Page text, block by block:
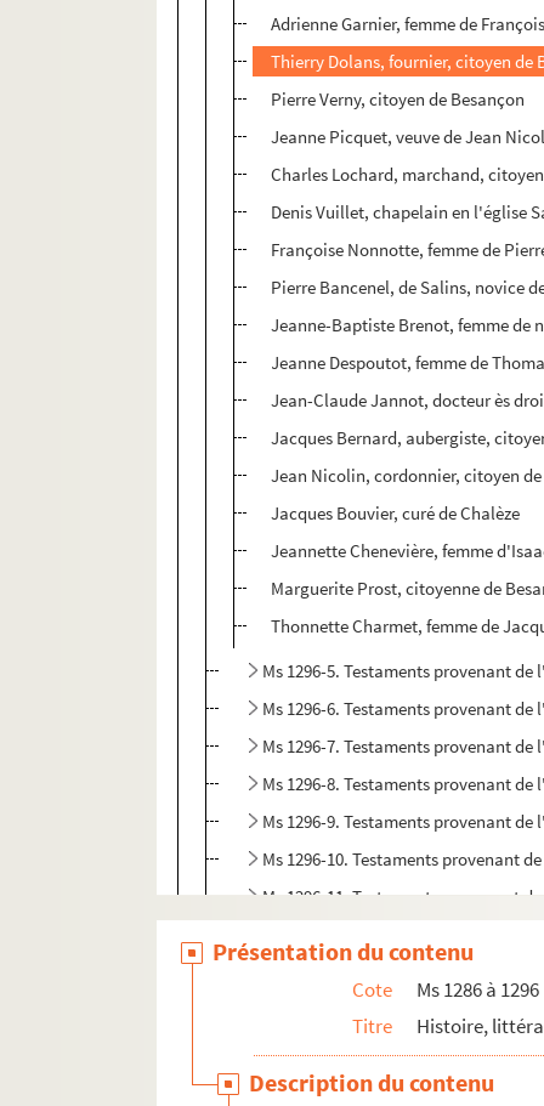
Adrienne Garnier, femme de
Thierry Dolans, fournier, citoyen de
Pierre Verny, citoyen de Besançon
Jeanne Picquet, veuve de Jean
Charles Lochard, marchand,
Denis Vuillet, chapelain en l'église
Françoise Nonnotte, femme de
Pierre Bancenel, de Salins, novice
Jeanne-Baptiste Brenot, femme de
Jeanne Despoutot, femme de
Jean-Claude Jannot, docteur ès
Jacques Bernard, aubergiste,
Jean Nicolin, cordonnier, citoyen
Jacques Bouvier, curé de Chalèze
Jeannette Chenevière, femme
Marguerite Prost, citoyenne de
Thonnette Charmet, femme de
Ms 1296-5. Testaments provenant
Ms 1296-6. Testaments provenant
Ms 1296-7. Testaments provenant
Ms 1296-8. Testaments provenant
Ms 1296-9. Testaments provenant
Ms 1296-10. Testaments provenant
Ms 1296-11. Testaments provenant
Ms 1296-16. Testaments provenant
Présentation du contenu
Cote
Ms 1286 à 1296
Titre
Histoire,
Description du contenu